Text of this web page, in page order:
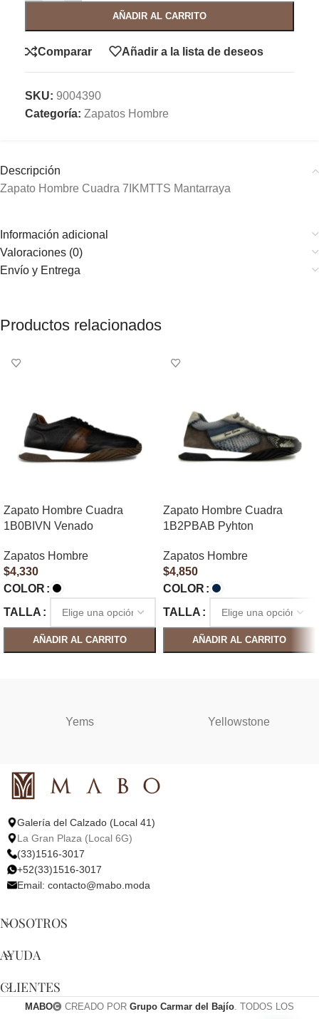
AÑADIR AL CARRITO
Comparar Añadir a la lista de deseos
SKU: 9004390
Categoría: Zapatos Hombre
Descripción
Zapato Hombre Cuadra 7IKMTTS Mantarraya
Información adicional
Valoraciones (0)
Envío y Entrega
Productos relacionados
Zapato Hombre Cuadra
1B0BIVN Venado
Zapatos Hombre
$4,330
COLOR
TALLA
AÑADIR AL CARRITO
Zapato Hombre Cuadra
1B2PBAB Pyhton
Zapatos Hombre
$4,850
COLOR
TALLA
AÑADIR AL CARRITO
Yems Yellowstone
Galería del Calzado (Local 41)
La Gran Plaza (Local 6G)
(33)1516-3017
+52(33)1516-3017
Email: contacto@mabo.moda
NOSOTROS
AYUDA
CLIENTES
MABO CREADO POR Grupo Carmar del Bajío. TODOS LOS